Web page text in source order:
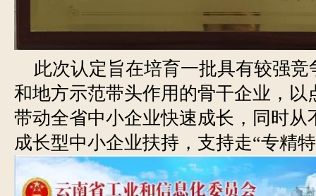
此次认定旨在培育一批具有较强竞
和地方示范带头作用的骨干企业，以
带动全省中小企业快速成长，同时从
成长型中小企业扶持，支持走“专精